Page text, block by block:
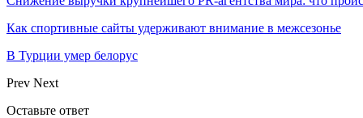
Как спортивные сайты удерживают внимание в межсезонье
В Турции умер белорус
Prev Next
Оставьте ответ